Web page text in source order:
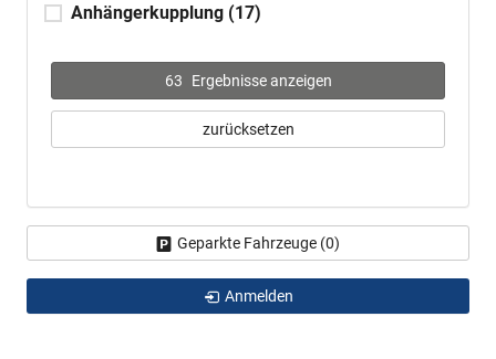
Anhängerkupplung (17)
63 Ergebnisse anzeigen
zurücksetzen
Geparkte Fahrzeuge (0)
Anmelden